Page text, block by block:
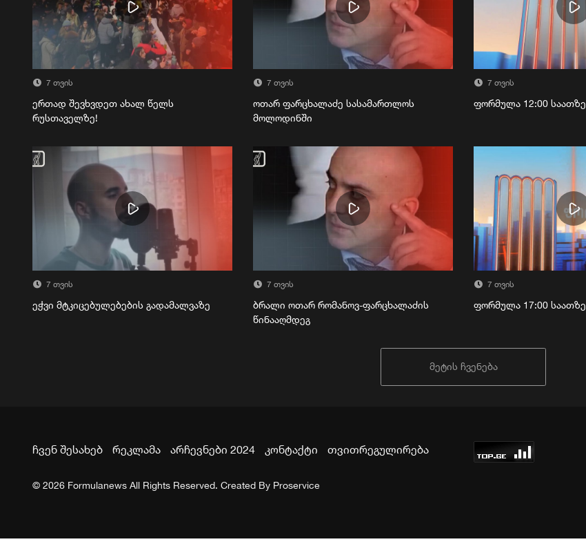
7 თვის
ერთად შევხვდეთ ახალ წელს
რუსთაველზე!
7 თვის
ოთარ ფარცხალაძე სასამართლოს
მოლოდინში
7 თვის
ფორმულა 12:00 საათზე
7 თვის
ეჭვი მტკიცებულებების გადამალვაზე
7 თვის
ბრალი ოთარ რომანოვ-ფარცხალაძის
წინააღმდეგ
7 თვის
ფორმულა 17:00 საათზე
მეტის ჩვენება
ჩვენ შესახებ რეკლამა არჩევნები 2024 კონტაქტი თვითრეგულირება
© 2026 Formulanews All Rights Reserved. Created By Proservice